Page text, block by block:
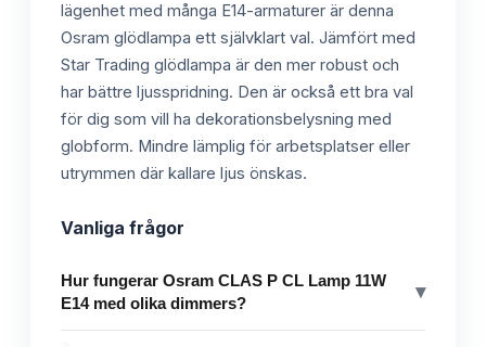
lägenhet med många E14-armaturer är denna
Osram glödlampa ett självklart val. Jämfört med
Star Trading glödlampa är den mer robust och
har bättre ljusspridning. Den är också ett bra val
för dig som vill ha dekorationsbelysning med
globform. Mindre lämplig för arbetsplatser eller
utrymmen där kallare ljus önskas.
Vanliga frågor
Hur fungerar Osram CLAS P CL Lamp 11W
E14 med olika dimmers?
▾